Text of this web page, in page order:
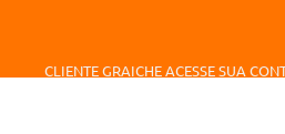
CLIENTE GRAICHE ACESSE SUA